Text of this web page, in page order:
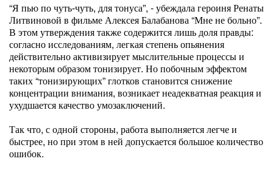
“Я пью по чуть-чуть, для тонуса”, - убеждала героиня Ренаты
Литвиновой в фильме Алексея Балабанова “Мне не больно”.
В этом утверждения также содержится лишь доля правды:
согласно исследованиям, легкая степень опьянения
действительно активизирует мыслительные процессы и
некоторым образом тонизирует. Но побочным эффектом
таких “тонизирующих” глотков становится снижение
концентрации внимания, возникает неадекватная реакция и
ухудшается качество умозаключений.
Так что, с одной стороны, работа выполняется легче и
быстрее, но при этом в ней допускается большое количество
ошибок.